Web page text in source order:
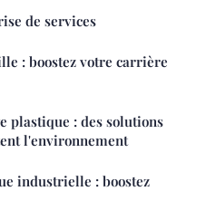
de services
: boostez votre carrière
plastique : des solutions
l'environnement
industrielle : boostez